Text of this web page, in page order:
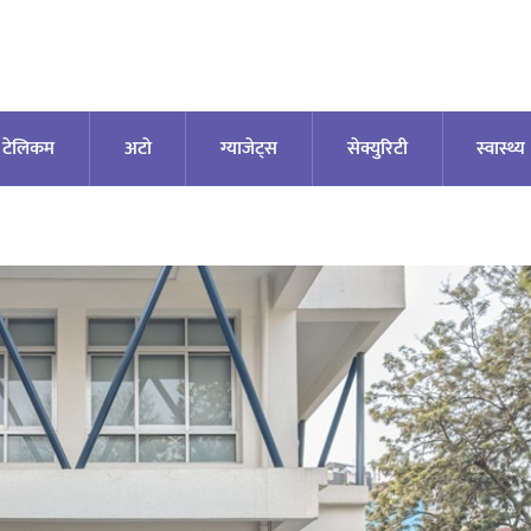
टेलिकम अटाे ग्याजेट्स सेक्युरिटी स्वास्थ्य